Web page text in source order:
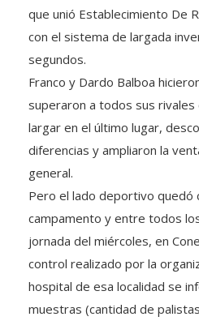
que unió Establecimiento De
con el sistema de largada
segundos.
Franco y Dardo Balboa
superaron a todos sus rivales
largar en el último lugar,
diferencias y ampliaron la
general.
Pero el lado deportivo quedó
campamento y entre todos
jornada del miércoles, en
control realizado por la
hospital de esa localidad se
muestras (cantidad de